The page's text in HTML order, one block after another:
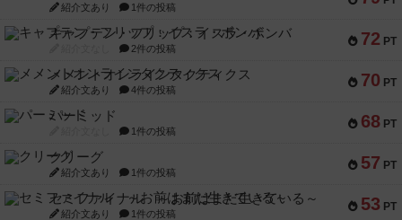
紹介文あり 1件の投稿
72 PT
キャプテン・フリップ：イスラ・ボンバ
2件の投稿
70 PT
メメントオンラインタクティクス
紹介文あり 4件の投稿
68 PT
パーミッド
1件の投稿
57 PT
クリーグ
紹介文あり 1件の投稿
53 PT
セミファイナル ～お前はまだ生きている～
紹介文あり 1件の投稿